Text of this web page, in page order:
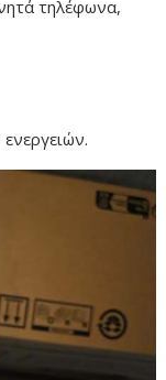
τηλέφωνα,